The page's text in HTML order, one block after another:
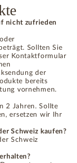
nicht zufrieden
Sollten Sie
Kontaktformular
der
bereits
vornehmen.
2 Jahren. Sollte
ersetzen wir Ihr
Schweiz kaufen?
Schweiz